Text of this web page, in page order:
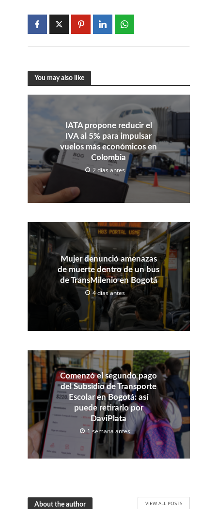
You may also like
IATA propone reducir el
IVA al 5% para impulsar
vuelos más económicos en
Colombia
2 días antes
Mujer denunció amenazas
de muerte dentro de un bus
de TransMilenio en Bogotá
4 días antes
Comenzó el segundo pago
del Subsidio de Transporte
Escolar en Bogotá: así
puede retirarlo por
DaviPlata
1 semana antes
About the author VIEW ALL POSTS